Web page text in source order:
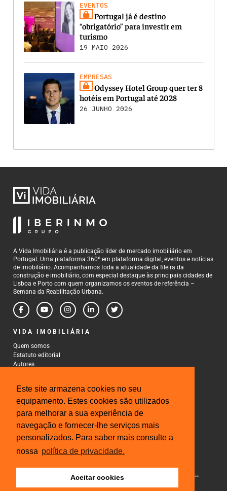
Este site armazena cookies no seu
equipamento. Estes cookies são utilizados
para melhorar a sua experiência de
navegação e fornecer-lhe serviços mais
personalizados. Para saber mais consulte a
nossa política de privacidade.
Aceitar cookies
EVENTOS
Portugal já é destino
“obrigatório” para investir em
turismo
19 MAIO 2026
EMPRESAS
Odyssey Hotel Group quer ter 8
hotéis em Portugal até 2028
26 JUNHO 2026
A Vida Imobiliária é a publicação líder de mercado imobiliário em
Portugal. Uma plataforma 360º em plataforma digital, eventos e notícias
de imobiliário. Acompanhamos toda a atualidade da fileira da
construção e imobiliário, com especial destaque às principais cidades de
Lisboa e Porto com quem organizamos os eventos de referência –
Semana da Reabilitação Urbana.
VIDA IMOBILIÁRIA
Quem somos
Estatuto editorial
Autores
CONTACTOS
Rua Gonçalo Cristovão, 185 - 6º
4000-269 Porto
Tel: 222 085 009
Fax: 222 085 010
Email: gestao@iberinmo.com